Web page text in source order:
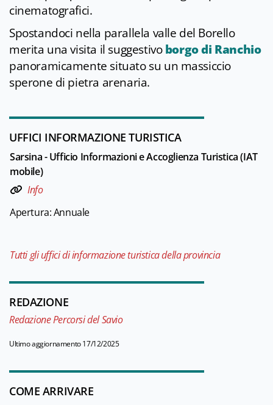
cinematografici.
Spostandoci nella parallela valle del Borello
merita una visita il suggestivoborgo di Ranchio
panoramicamente situato su un massiccio
sperone di pietra arenaria.
UFFICI INFORMAZIONE TURISTICA
Sarsina - Ufficio Informazioni e Accoglienza Turistica (IAT
mobile)
Info
Apertura: Annuale
Tutti gli uffici di informazione turistica della provincia
REDAZIONE
Redazione Percorsi del Savio
Ultimo aggiornamento 17/12/2025
COME ARRIVARE